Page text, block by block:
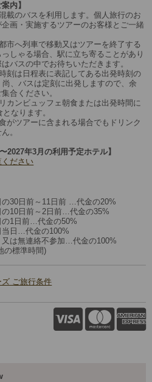
内】
載のバスを利用します。個人旅行のお
画・実施するツアーのお客様とご一緒
市へ列車で移動又はツアーを終了する
しゃる場合、駅に立ち寄ることがあり
バスの中でお待ちいただきます。
刻は日程表に表記してある出発時刻の
尚、バスは定刻に出発しますので、余
合ください。
カンビュッフェ朝食または出発時間に
なります。
がツアーに含まれる場合でもドリンク
。
2027年3月の利用予定ホテル】
ください
の30日前～11日前 …代金の20%
の10日前～2日前…代金の35%
の1日前…代金の50%
当日…代金の100%
⼜は無連絡不参加…代金の100%
の標準時間)
ご旅行条件